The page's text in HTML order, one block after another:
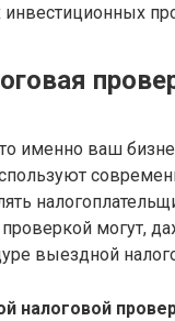
именно ваш
проверкой могут,
выездной
налоговой